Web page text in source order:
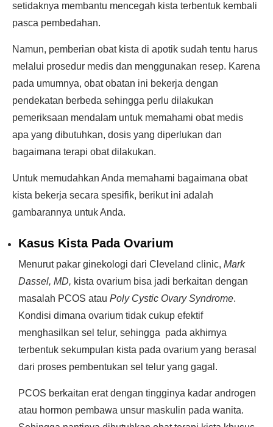
setidaknya membantu mencegah kista terbentuk kembali
pasca pembedahan.
Namun, pemberian obat kista di apotik sudah tentu harus
melalui prosedur medis dan menggunakan resep. Karena
pada umumnya, obat obatan ini bekerja dengan
pendekatan berbeda sehingga perlu dilakukan
pemeriksaan mendalam untuk memahami obat medis
apa yang dibutuhkan, dosis yang diperlukan dan
bagaimana terapi obat dilakukan.
Untuk memudahkan Anda memahami bagaimana obat
kista bekerja secara spesifik, berikut ini adalah
gambarannya untuk Anda.
Kasus Kista Pada Ovarium
Menurut pakar ginekologi dari Cleveland clinic, Mark
Dassel, MD, kista ovarium bisa jadi berkaitan dengan
masalah PCOS atau Poly Cystic Ovary Syndrome.
Kondisi dimana ovarium tidak cukup efektif
menghasilkan sel telur, sehingga pada akhirnya
terbentuk sekumpulan kista pada ovarium yang berasal
dari proses pembentukan sel telur yang gagal.
PCOS berkaitan erat dengan tingginya kadar androgen
atau hormon pembawa unsur maskulin pada wanita.